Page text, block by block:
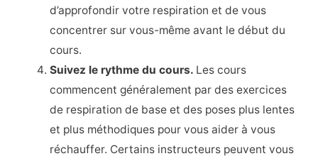
d’approfondir votre respiration et de vous
concentrer sur vous-même avant le début du
cours.
Suivez le rythme du cours. Les cours
commencent généralement par des exercices
de respiration de base et des poses plus lentes
et plus méthodiques pour vous aider à vous
réchauffer. Certains instructeurs peuvent vous